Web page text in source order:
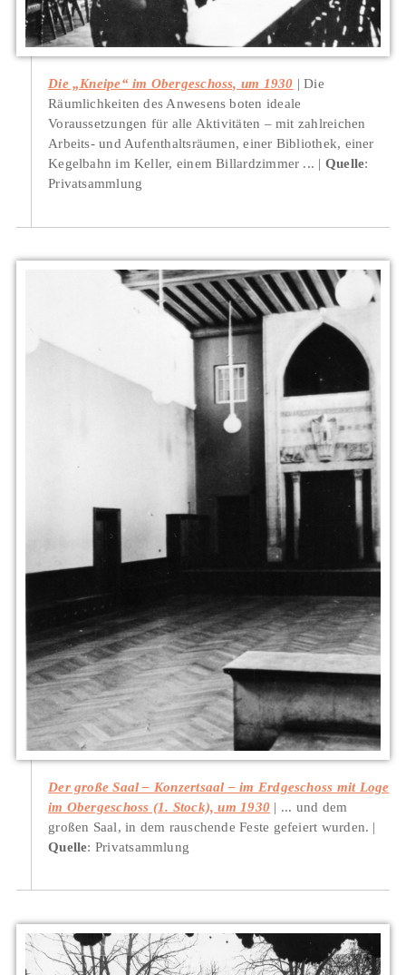
Die „Kneipe“ im Obergeschoss, um 1930
Die
Räumlichkeiten des Anwesens boten ideale
Voraussetzungen für alle Aktivitäten – mit zahlreichen
Arbeits- und Aufenthaltsräumen, einer Bibliothek, einer
Kegelbahn im Keller, einem Billardzimmer ...
Quelle:
Privatsammlung
Der große Saal – Konzertsaal – im Erdgeschoss mit Loge
im Obergeschoss (1. Stock), um 1930
... und dem
großen Saal, in dem rauschende Feste gefeiert wurden.
Quelle: Privatsammlung